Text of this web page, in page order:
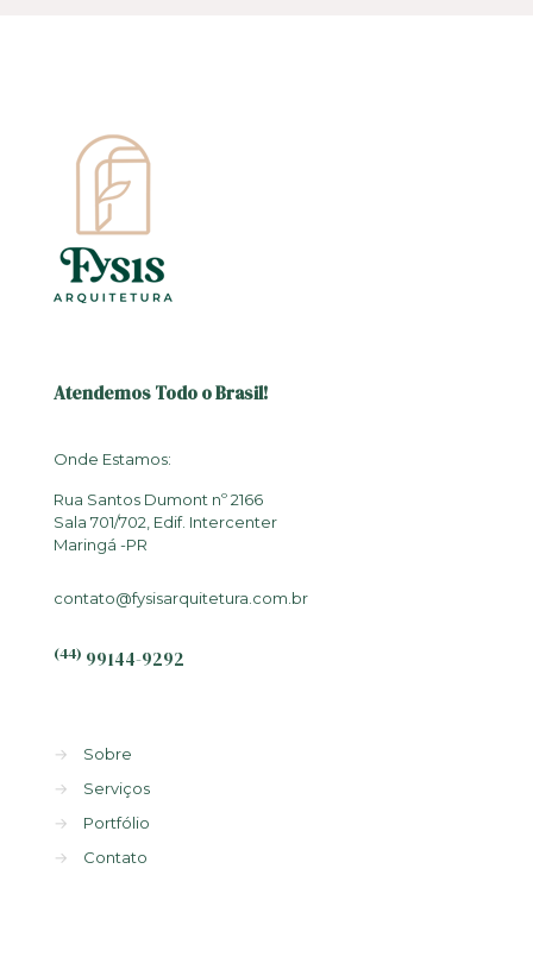
Atendemos Todo o Brasil!
Onde Estamos:
Rua Santos Dumont nº 2166
Sala 701/702, Edif. Intercenter
Maringá -PR
contato@fysisarquitetura.com.br
(44) 99144-9292
→
Sobre
→
Serviços
→
Portfólio
→
Contato